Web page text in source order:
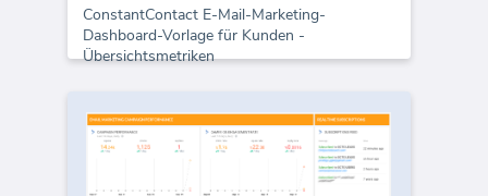
ConstantContact E-Mail-Marketing-
Dashboard-Vorlage für Kunden -
Übersichtsmetriken